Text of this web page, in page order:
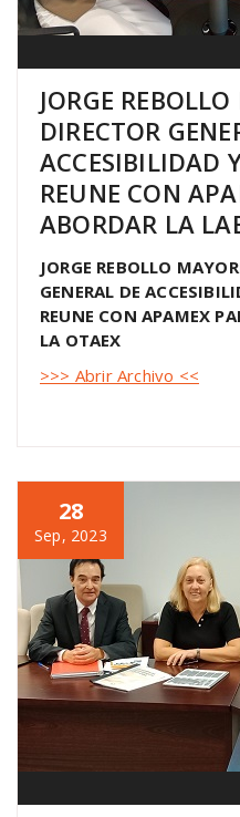
JORGE
DIRECTOR
ACCESIBILIDAD
REUNE CON
ABORDAR LA
JORGE REBOLLO
GENERAL DE
REUNE CON APAMEX
LA OTAEX
>>> Abrir Archivo <<
28
Sep, 2023